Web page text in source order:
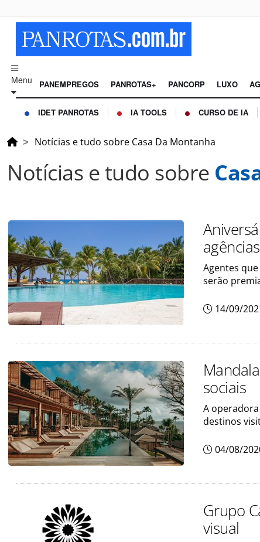
Menu PANEMPREGOS PANROTAS+ PANCORP LUXO
IDET PANROTAS IA TOOLS CURSO DE IA
Notícias e tudo sobre Casa Da Montanha
Notícias e tudo sobre
agências
Agentes
serão
14/09/
sociais
A
destinos
04/08/
Grupo
visual